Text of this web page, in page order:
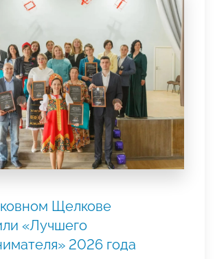
Щелкове
«Лучшего
2026 года